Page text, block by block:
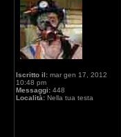
Iscritto il: mar gen 17, 2012
10:48 pm
Messaggi: 448
Località: Nella tua testa